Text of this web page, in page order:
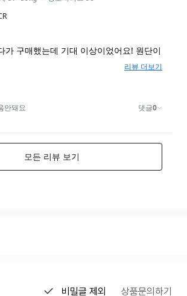
비밀글 제외 상품문의하기